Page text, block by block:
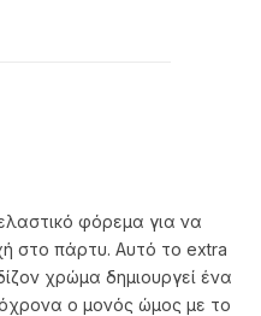
φόρεμα για να
στο πάρτυ. Αυτό το extra
χρώμα δημιουργεί ένα
ο μονός ώμος με το